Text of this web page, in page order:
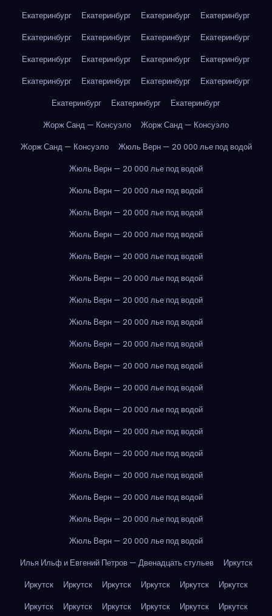
Екатеринбург
Екатеринбург Екатеринбург
Екатеринбург
Екатеринбург
Екатеринбург Екатеринбург
Екатеринбург
Екатеринбург
Екатеринбург Екатеринбург
Екатеринбург
Екатеринбург
Екатеринбург Екатеринбург
Екатеринбург
Екатеринбург
Екатеринбург
Екатеринбург
Жорж Санд — Консуэло
Жорж Санд — Консуэло
Жорж Санд — Консуэло
Жюль Верн — 20 000 лье под водой
Жюль Верн — 20 000 лье под водой
Жюль Верн — 20 000 лье под водой
Жюль Верн — 20 000 лье под водой
Жюль Верн — 20 000 лье под водой
Жюль Верн — 20 000 лье под водой
Жюль Верн — 20 000 лье под водой
Жюль Верн — 20 000 лье под водой
Жюль Верн — 20 000 лье под водой
Жюль Верн — 20 000 лье под водой
Жюль Верн — 20 000 лье под водой
Жюль Верн — 20 000 лье под водой
Жюль Верн — 20 000 лье под водой
Жюль Верн — 20 000 лье под водой
Жюль Верн — 20 000 лье под водой
Жюль Верн — 20 000 лье под водой
Жюль Верн — 20 000 лье под водой
Жюль Верн — 20 000 лье под водой
Жюль Верн — 20 000 лье под водой
Илья Ильф и Евгений Петров — Двенадцать стульев
Иркутск
Иркутск
Иркутск Иркутск Иркутск Иркутск
Иркутск
Иркутск
Иркутск Иркутск Иркутск Иркутск
Иркутск